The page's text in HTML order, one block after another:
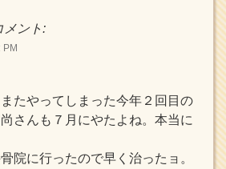
メント:
PM
たやってしまった今年２回目の
さんも７月にやたよね。本当に
院に行ったので早く治ったョ。